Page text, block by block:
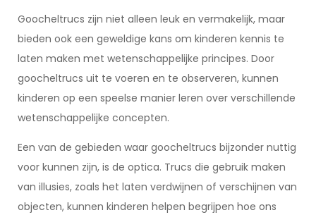
Goocheltrucs zijn niet alleen leuk en vermakelijk, maar
bieden ook een geweldige kans om kinderen kennis te
laten maken met wetenschappelijke principes. Door
goocheltrucs uit te voeren en te observeren, kunnen
kinderen op een speelse manier leren over verschillende
wetenschappelijke concepten.
Een van de gebieden waar goocheltrucs bijzonder nuttig
voor kunnen zijn, is de optica. Trucs die gebruik maken
van illusies, zoals het laten verdwijnen of verschijnen van
objecten, kunnen kinderen helpen begrijpen hoe ons